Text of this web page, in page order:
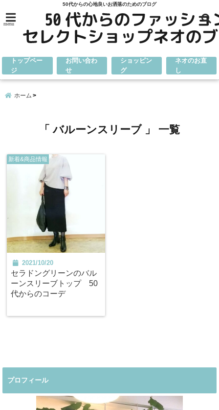
50代からの心地良いお洒落のためのブログ
menu
トップペー
ジ
お問い合わ
せ
ショッピン
グ
ネオのお直
し
ホーム
「 バルーンスリーブ 」 一覧
新着&商品情報
2021/10/20
セラドングリーンのバル
ーンスリーブトップ 50
代からのコーデ
プロフィール